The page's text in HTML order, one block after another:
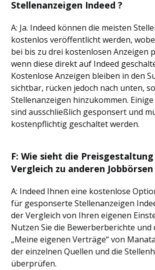
Stellenanzeigen Indeed ?
A: Ja. Indeed können die meisten
kostenlos veröffentlicht werden,
bei bis zu drei kostenlosen Anzeigen
wenn diese direkt auf Indeed
Kostenlose Anzeigen bleiben in den
sichtbar, rücken jedoch nach unten,
Stellenanzeigen hinzukommen.
sind ausschließlich gesponsert und
kostenpflichtig geschaltet werden.
F: Wie sieht die
Vergleich zu anderen Jobbörsen
A: Indeed Ihnen eine kostenlose
für gesponserte Stellenanzeigen
der Vergleich von Ihren eigenen
Nutzen Sie die Bewerberberichte und
„Meine eigenen Verträge“ von
der einzelnen Quellen und die
überprüfen.